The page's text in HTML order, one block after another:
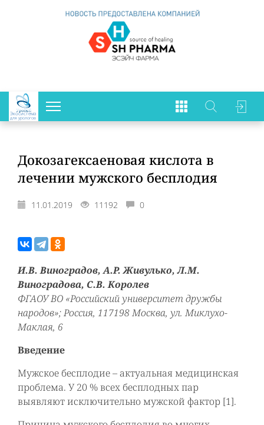
Экосистема
для урологов
Докозагексаеновая кислота в
лечении мужского бесплодия
11.01.2019 11192 0
И.В. Виноградов, А.Р. Живулько, Л.М.
Виноградова, С.В. Королев
ФГАОУ ВО «Российский университет дружбы
народов»; Россия, 117198 Москва, ул. Миклухо-
Маклая, 6
Введение
Мужское бесплодие – актуальная медицинская
проблема. У 20 % всех бесплодных пар
выявляют исключительно мужской фактор [1].